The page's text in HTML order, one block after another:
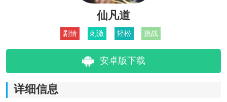
仙凡道
剧情 刺激 轻松 挑战
安卓版下载
详细信息